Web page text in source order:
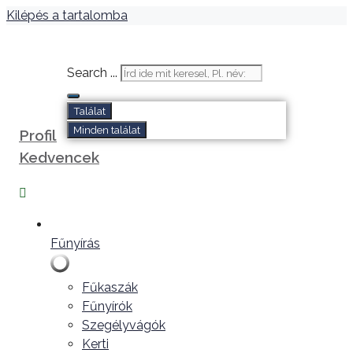
Kilépés a tartalomba
Search ...
Találat
Minden találat
Profil
Kedvencek
Fűnyírás
Fűkaszák
Fűnyírók
Szegélyvágók
Kerti